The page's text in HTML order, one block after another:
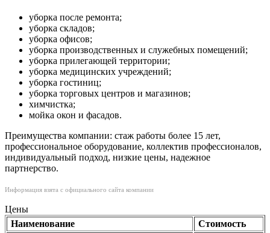
уборка после ремонта;
уборка складов;
уборка офисов;
уборка производственных и служебных помещений;
уборка прилегающей территории;
уборка медицинских учреждений;
уборка гостиниц;
уборка торговых центров и магазинов;
химчистка;
мойка окон и фасадов.
Преимущества компании: стаж работы более 15 лет,
профессиональное оборудование, коллектив профессионалов,
индивидуальный подход, низкие цены, надежное
партнерство.
Информация взята с официального сайта компании
Цены
Наименование
Стоимость